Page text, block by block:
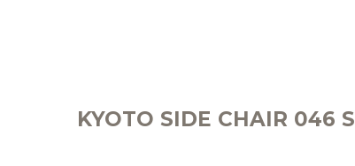
KYOTO SIDE CHAIR 046 S